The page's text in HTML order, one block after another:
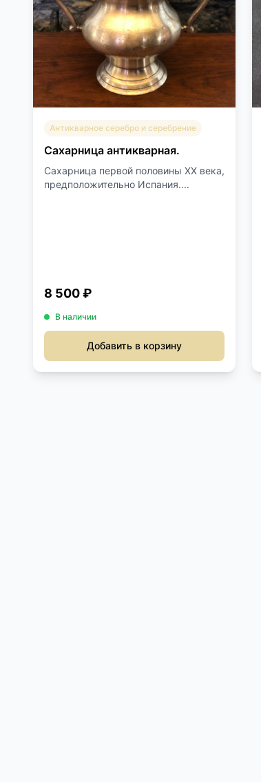
Антикварное серебро и серебрение
Сахарница антикварная.
Сахарница первой половины XX века,
предположительно Испания....
8 500 ₽
В наличии
Добавить в корзину